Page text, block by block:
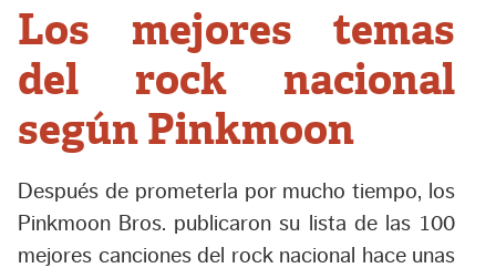
Los mejores temas
del rock nacional
según Pinkmoon
Después de prometerla por mucho tiempo, los
Pinkmoon Bros. publicaron su lista de las 100
mejores canciones del rock nacional hace unas